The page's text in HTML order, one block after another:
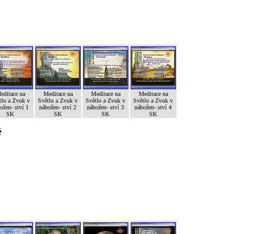
na
a Zvuk v
ství 1
SK
Meditace na
Světlo a Zvuk v
nábožen- ství 2
SK
Meditace na
Světlo a Zvuk v
nábožen- ství 3
SK
Meditace na
Světlo a Zvuk v
nábožen- ství 4
SK